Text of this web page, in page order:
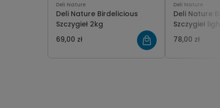
Deli Nature
Deli Nature Birdelicious
Szczygieł 2kg
69,00 zł
Deli Nature
Deli Nature
Szczygieł
78,00 zł